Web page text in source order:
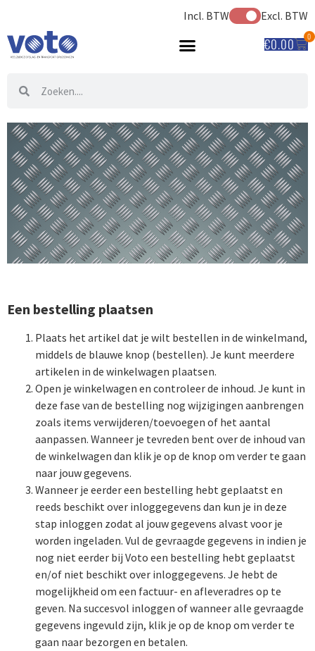
Incl. BTW Excl. BTW
€0.00 0
Een bestelling plaatsen
Plaats het artikel dat je wilt bestellen in de winkelmand,
middels de blauwe knop (bestellen). Je kunt meerdere
artikelen in de winkelwagen plaatsen.
Open je winkelwagen en controleer de inhoud. Je kunt in
deze fase van de bestelling nog wijzigingen aanbrengen
zoals items verwijderen/toevoegen of het aantal
aanpassen. Wanneer je tevreden bent over de inhoud van
de winkelwagen dan klik je op de knop om verder te gaan
naar jouw gegevens.
Wanneer je eerder een bestelling hebt geplaatst en
reeds beschikt over inloggegevens dan kun je in deze
stap inloggen zodat al jouw gegevens alvast voor je
worden ingeladen. Vul de gevraagde gegevens in indien je
nog niet eerder bij Voto een bestelling hebt geplaatst
en/of niet beschikt over inloggegevens. Je hebt de
mogelijkheid om een factuur- en afleveradres op te
geven. Na succesvol inloggen of wanneer alle gevraagde
gegevens ingevuld zijn, klik je op de knop om verder te
gaan naar bezorgen en betalen.